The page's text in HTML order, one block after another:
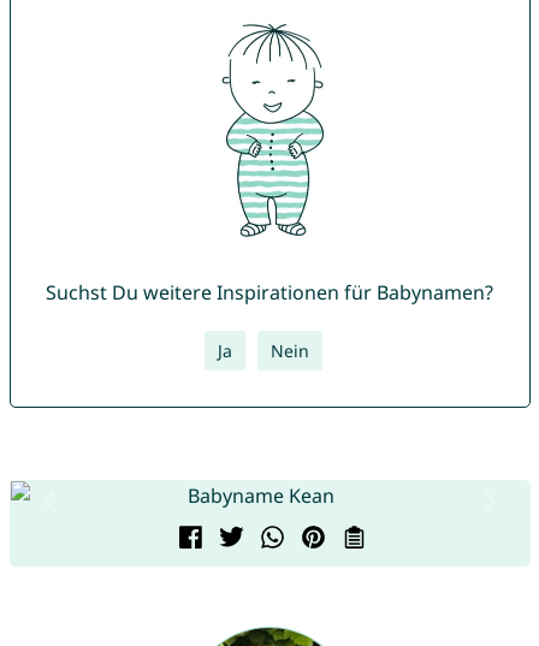
Suchst Du weitere Inspirationen für Babynamen?
Ja Nein